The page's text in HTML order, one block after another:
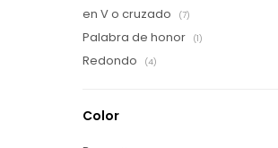
en V o cruzado (7)
Palabra de honor (1)
Redondo (4)
Color